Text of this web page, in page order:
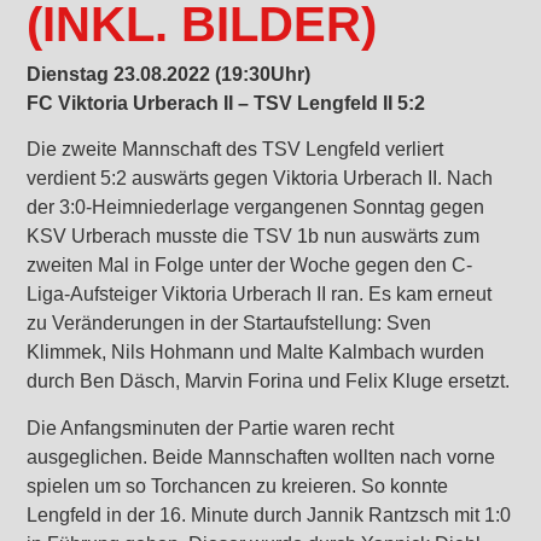
(INKL. BILDER)
Dienstag 23.08.2022 (19:30Uhr)
FC Viktoria Urberach II – TSV Lengfeld II 5:2
Die zweite Mannschaft des TSV Lengfeld verliert
verdient 5:2 auswärts gegen Viktoria Urberach II. Nach
der 3:0-Heimniederlage vergangenen Sonntag gegen
KSV Urberach musste die TSV 1b nun auswärts zum
zweiten Mal in Folge unter der Woche gegen den C-
Liga-Aufsteiger Viktoria Urberach II ran. Es kam erneut
zu Veränderungen in der Startaufstellung: Sven
Klimmek, Nils Hohmann und Malte Kalmbach wurden
durch Ben Däsch, Marvin Forina und Felix Kluge ersetzt.
Die Anfangsminuten der Partie waren recht
ausgeglichen. Beide Mannschaften wollten nach vorne
spielen um so Torchancen zu kreieren. So konnte
Lengfeld in der 16. Minute durch Jannik Rantzsch mit 1:0